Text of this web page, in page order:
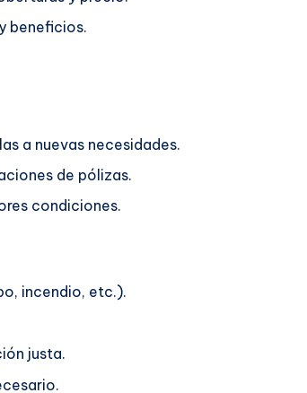
beneficios.
a nuevas necesidades.
de pólizas.
condiciones.
incendio, etc.).
justa.